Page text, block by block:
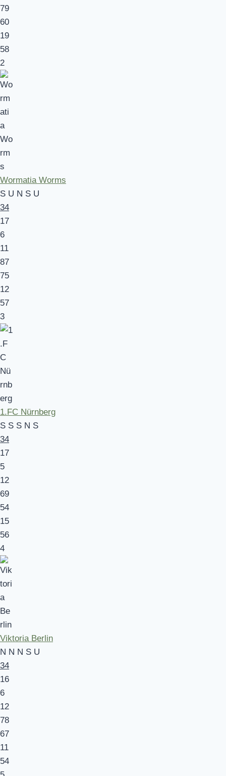
79
60
19
58
2
Wormatia Worms
S U N S U
34
17
6
11
87
75
12
57
3
1.FC Nürnberg
S S S N S
34
17
5
12
69
54
15
56
4
Viktoria Berlin
N N N S U
34
16
6
12
78
67
11
54